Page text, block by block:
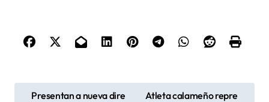
Presentan a nueva dire
Atleta calameño repre